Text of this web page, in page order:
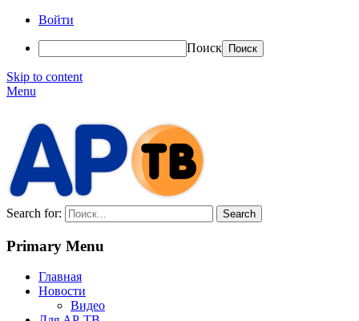
Войти
Поиск
Skip to content
Menu
Search for:
Primary Menu
Главная
Новости
Видео